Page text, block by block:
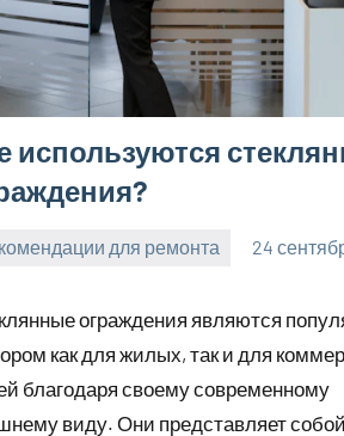
используются
для ремонта 24
ограждения являются
как для жилых, так и для
благодаря своему современному
виду. Они представляет собой